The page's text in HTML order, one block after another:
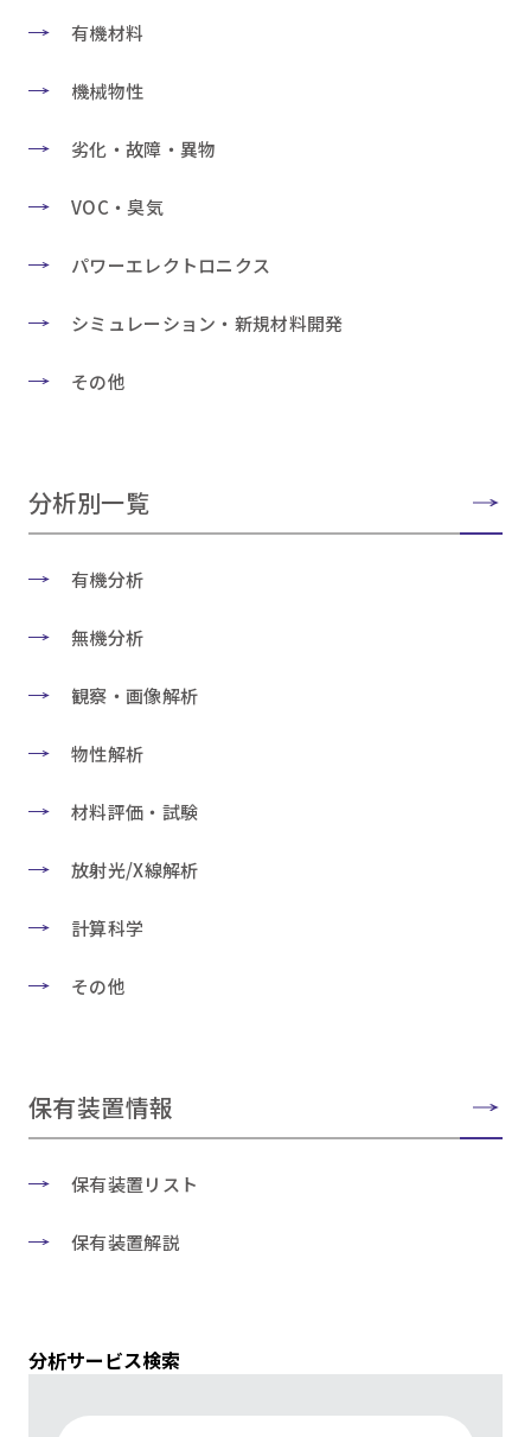
有機材料
機械物性
劣化・故障・異物
VOC・臭気
パワーエレクトロニクス
シミュレーション・新規材料開発
その他
分析別一覧
有機分析
無機分析
観察・画像解析
物性解析
材料評価・試験
放射光/X線解析
計算科学
その他
保有装置情報
保有装置リスト
保有装置解説
分析サービス検索